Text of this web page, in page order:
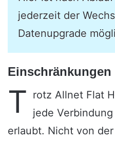
jederzeit der
Datenupgrade
T rotz Allnet Flat
jede
erlaubt. Nicht von